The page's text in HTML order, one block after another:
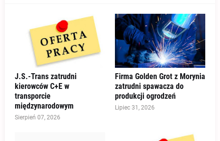
J.S.-Trans zatrudni
kierowców C+E w
transporcie
międzynarodowym
Sierpień 07, 2026
Firma Golden Grot z Morynia
zatrudni spawacza do
produkcji ogrodzeń
Lipiec 31, 2026